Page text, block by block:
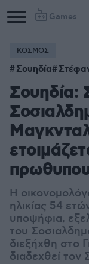
Games
ΚΟΣΜΟΣ
Σουηδία
Σουηδία:
Η
ηλικίας 54
υποψήφια,
του
διεξήχθη στο
διαδεχθεί